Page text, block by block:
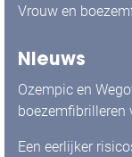
Vrouw en
Nieuws
Ozempic en
boezemfibrilleren
Een eerlijker